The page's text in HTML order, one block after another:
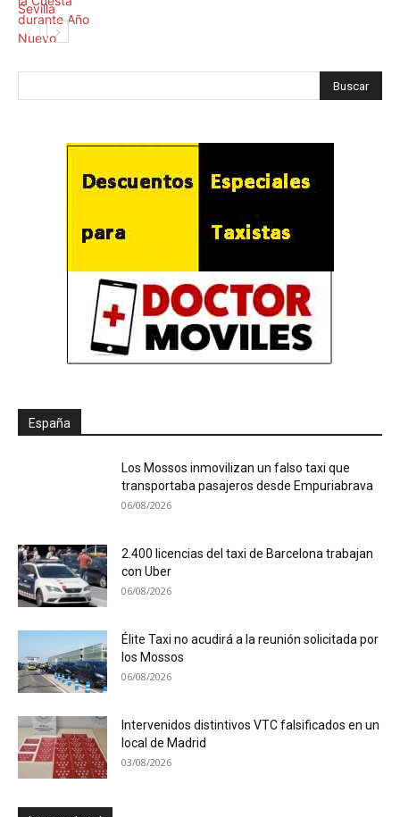
España
Los Mossos inmovilizan un falso taxi que
transportaba pasajeros desde Empuriabrava
06/08/2026
2.400 licencias del taxi de Barcelona trabajan
con Uber
06/08/2026
Élite Taxi no acudirá a la reunión solicitada por
los Mossos
06/08/2026
Intervenidos distintivos VTC falsificados en un
local de Madrid
03/08/2026